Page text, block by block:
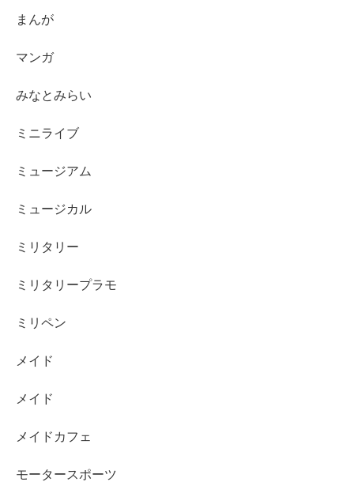
まんが
マンガ
みなとみらい
ミニライブ
ミュージアム
ミュージカル
ミリタリー
ミリタリープラモ
ミリペン
メイド
メイド
メイドカフェ
モータースポーツ